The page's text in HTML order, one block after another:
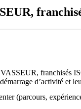
franchisés
d’activité et
(parcours,